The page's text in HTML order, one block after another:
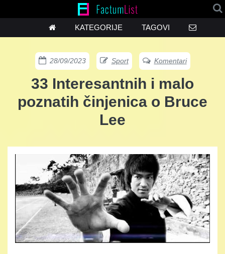
KATEGORIJE TAGOVI
28/09/2023 Sport Komentari
33 Interesantnih i malo
poznatih činjenica o Bruce
Lee